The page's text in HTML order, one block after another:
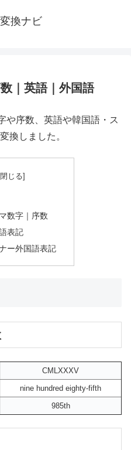
換ナビ
｜英語｜外国語
や序数、英語や韓国語・ス
換しました。
数字｜序数
表記
ー外国語表記
CMLXXXV
nine hundred eighty-fifth
985th